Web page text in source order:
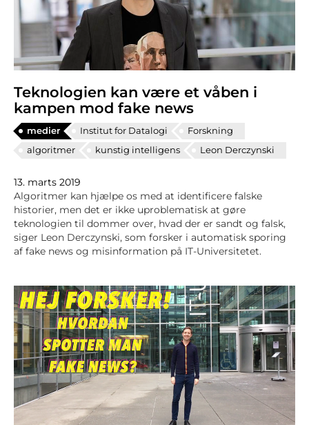
Teknologien kan være et våben i
kampen mod fake news
medier Institut for Datalogi
Forskning
algoritmer
kunstig intelligens Leon Derczynski
13. marts 2019
Algoritmer kan hjælpe os med at identificere falske
historier, men det er ikke uproblematisk at gøre
teknologien til dommer over, hvad der er sandt og falsk,
siger Leon Derczynski, som forsker i automatisk sporing
af fake news og misinformation på IT-Universitetet.